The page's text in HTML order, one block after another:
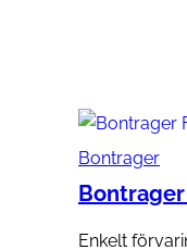
Bontrager
Enkelt